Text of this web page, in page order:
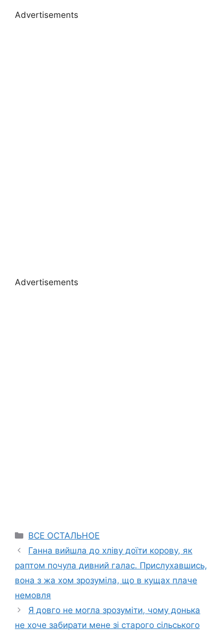
Advertisements
Advertisements
Categories
ВСЕ ОСТАЛЬНОЕ
Ганна вийшла до хліву доїти корову, як
раптом почула дивний галас. Прислухавшись,
вона з жа хом зрозуміла, що в кущах плаче
немовля
Я довго не могла зрозуміти, чому донька
не хоче забирати мене зі старого сільського